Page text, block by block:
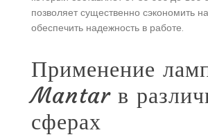
позволяет существенно сэкономить
обеспечить надежность в работе.
Применение
Mantar в
сферах